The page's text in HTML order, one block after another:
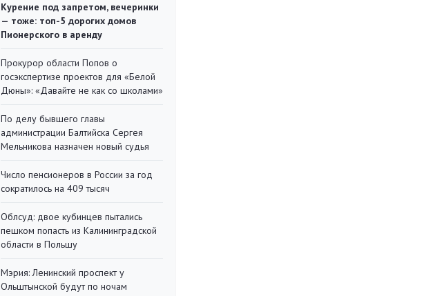
Курение под запретом, вечеринки
— тоже: топ-5 дорогих домов
Пионерского в аренду
Прокурор области Попов о
госэкспертизе проектов для «Белой
Дюны»: «Давайте не как со школами»
По делу бывшего главы
администрации Балтийска Сергея
Мельникова назначен новый судья
Число пенсионеров в России за год
сократилось на 409 тысяч
Облсуд: двое кубинцев пытались
пешком попасть из Калининградской
области в Польшу
Мэрия: Ленинский проспект у
Ольштынской будут по ночам